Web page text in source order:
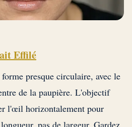
Effilé
presque circulaire, avec le
de la paupière. L'objectif
l'œil horizontalement pour
pas de largeur. Gardez